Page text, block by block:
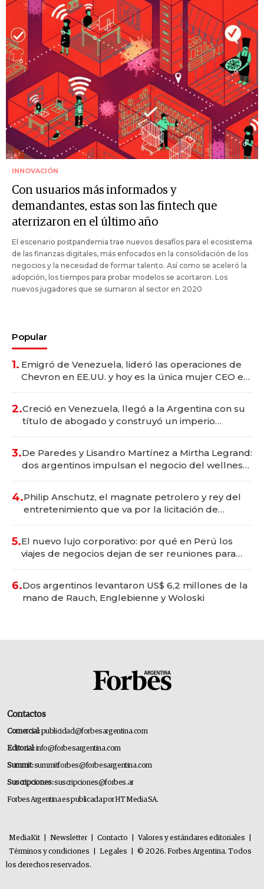
INNOVACIÓN
Con usuarios más informados y
demandantes, estas son las fintech que
aterrizaron en el último año
El escenario postpandemia trae nuevos desafíos para el ecosistema
de las finanzas digitales, más enfocados en la consolidación de los
negocios y la necesidad de formar talento. Así como se aceleró la
adopción, los tiempos para probar modelos se acortaron. Los
nuevos jugadores que se sumaron al sector en 2020
Popular
1. Emigró de Venezuela, lideró las operaciones de
Chevron en EE.UU. y hoy es la única mujer CEO en
2.Creció en Venezuela, llegó a la Argentina con su
título de abogado y construyó un imperio
3.De Paredes y Lisandro Martínez a Mirtha Legrand:
dos argentinos impulsan el negocio del wellness
4.Philip Anschutz, el magnate petrolero y rey del
entretenimiento que va por la licitación de
5.El nuevo lujo corporativo: por qué en Perú los
viajes de negocios dejan de ser reuniones para
6.Dos argentinos levantaron US$ 6,2 millones de la
mano de Rauch, Englebienne y Woloski
Contactos
Comercial:publicidad@forbesargentina.com
Editorial:info@forbesargentina.com
Summit:summitforbes@forbesargentina.com
Suscripciones:suscripciones@forbes.ar
Forbes Argentina es publicada por HT Media SA.
MediaKit Newsletter Contacto Valores y estándares editoriales
Términos y condiciones
Legales
© 2026. Forbes Argentina. Todos
los derechos reservados.